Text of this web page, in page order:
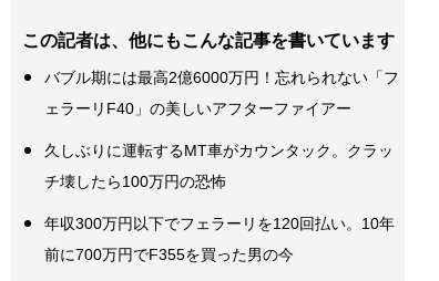
この記者は、他にもこんな記事を書いています
バブル期には最高2億6000万円！忘れられない「フ
ェラーリF40」の美しいアフターファイアー
久しぶりに運転するMT車がカウンタック。クラッ
チ壊したら100万円の恐怖
年収300万円以下でフェラーリを120回払い。10年
前に700万円でF355を買った男の今